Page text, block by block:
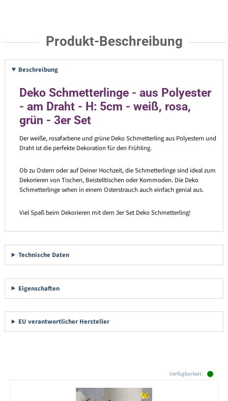
Produkt-Beschreibung
Beschreibung
Deko Schmetterlinge - aus Polyester
- am Draht - H: 5cm - weiß, rosa,
grün - 3er Set
Der weiße, rosafarbene und grüne Deko Schmetterling aus Polyestern und
Draht ist die perfekte Dekoration für den Frühling.
Ob zu Ostern oder auf Deiner Hochzeit, die Schmetterlinge sind ideal zum
Dekorieren von Tischen, Beistelltischen oder Kommoden. Die Deko
Schmetterlinge sehen in einem Osterstrauch auch einfach genial aus.
Viel Spaß beim Dekorieren mit dem 3er Set Deko Schmetterling!
Technische Daten
Eigenschaften
EU verantwortlicher Hersteller
Verfügbarkeit: